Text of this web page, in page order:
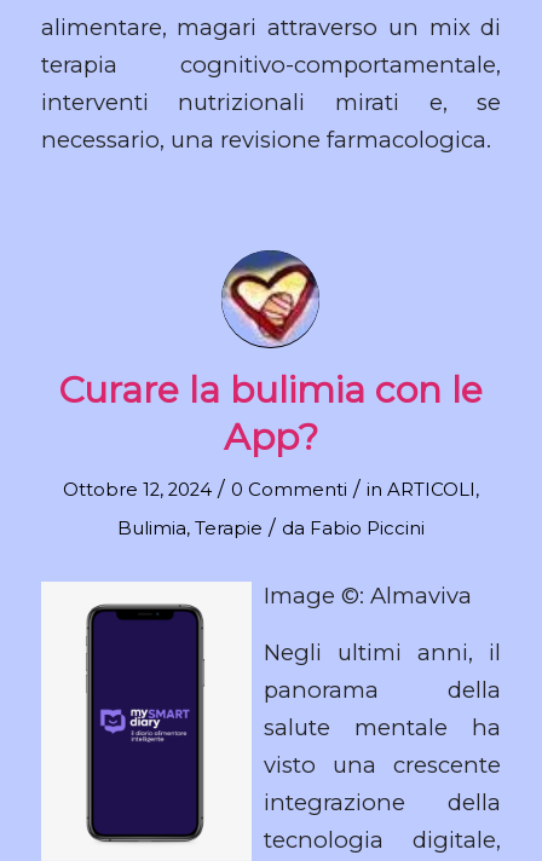
alimentare, magari attraverso un mix di
terapia cognitivo-comportamentale,
interventi nutrizionali mirati e, se
necessario, una revisione farmacologica.
Curare la bulimia con le
App?
Ottobre 12, 2024 / 0 Commenti / in ARTICOLI ,
Bulimia, Terapie / da Fabio Piccini
Image ©: Almaviva
Negli ultimi anni, il
panorama della
salute mentale ha
visto una crescente
integrazione della
tecnologia digitale,